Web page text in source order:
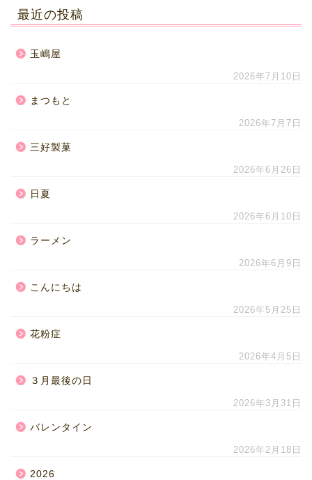
最近の投稿
玉嶋屋
2026年7月10日
まつもと
2026年7月7日
三好製菓
2026年6月26日
日夏
2026年6月10日
ラーメン
2026年6月9日
こんにちは
2026年5月25日
花粉症
2026年4月5日
３月最後の日
2026年3月31日
バレンタイン
2026年2月18日
2026